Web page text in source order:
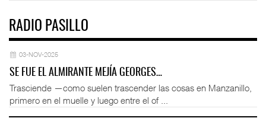
RADIO PASILLO
03-NOV-2025
SE FUE EL ALMIRANTE MEJÍA GEORGES…
Trasciende —como suelen trascender las cosas en Manzanillo,
primero en el muelle y luego entre el of ...